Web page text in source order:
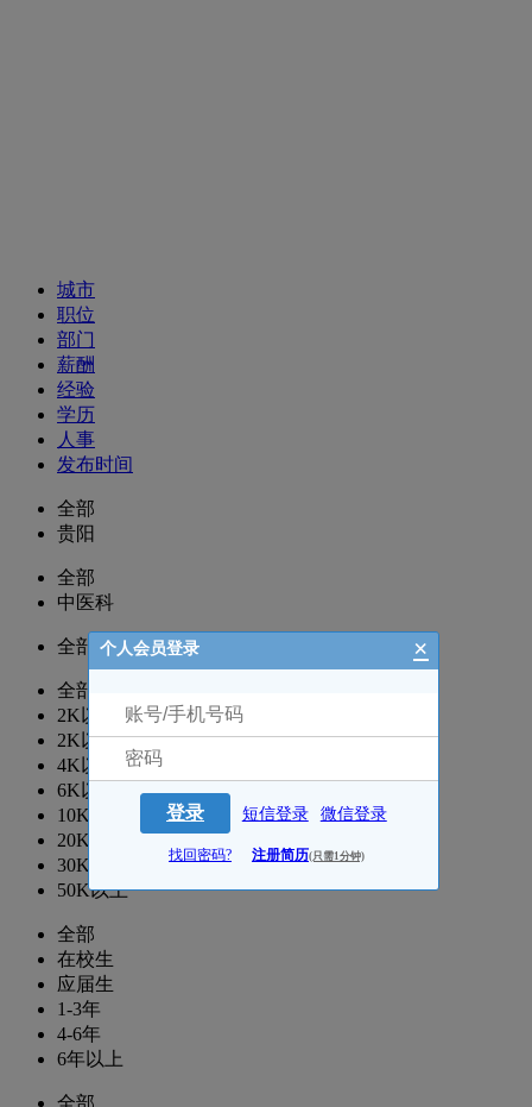
城市
职位
部门
薪酬
经验
学历
人事
发布时间
全部
贵阳
全部
中医科
全部
全部
2K以下
2K以上
4K以上
6K以上
10K以上
20K以上
30K以上
50K以上
全部
在校生
应届生
1-3年
4-6年
6年以上
全部
个人会员登录 ×
登录 短信登录 微信登录
找回密码? 注册简历(只需1分钟)